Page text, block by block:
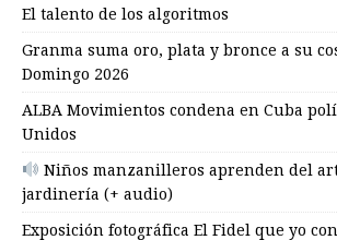
El talento de los algoritmos
Granma suma oro, plata y bronce a su
Domingo 2026
ALBA Movimientos condena en Cuba
Unidos
Niños manzanilleros aprenden del
jardinería (+ audio)
Exposición fotográfica El Fidel que yo